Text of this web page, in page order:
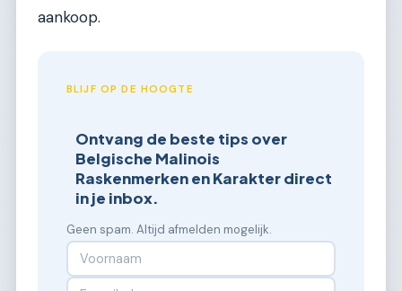
aankoop.
BLIJF OP DE HOOGTE
Ontvang de beste tips over
Belgische Malinois
Raskenmerken en Karakter direct
in je inbox.
Geen spam. Altijd afmelden mogelijk.